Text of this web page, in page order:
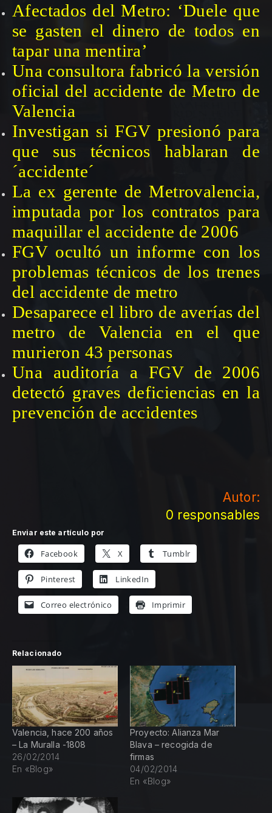
Afectados del Metro: ‘Duele que
se gasten el dinero de todos en
tapar una mentira’
Una consultora fabricó la versión
oficial del accidente de Metro de
Valencia
Investigan si FGV presionó para
que sus técnicos hablaran de
´accidente´
La ex gerente de Metrovalencia,
imputada por los contratos para
maquillar el accidente de 2006
FGV ocultó un informe con los
problemas técnicos de los trenes
del accidente de metro
Desaparece el libro de averías del
metro de Valencia en el que
murieron 43 personas
Una auditoría a FGV de 2006
detectó graves deficiencias en la
prevención de accidentes
Autor:
0 responsables
Enviar este artículo por
Facebook X Tumblr
Pinterest LinkedIn
Correo electrónico Imprimir
Relacionado
Valencia, hace 200 años
– La Muralla -1808
26/02/2014
En «Blog»
Proyecto: Alianza Mar
Blava – recogida de
firmas
04/02/2014
En «Blog»
PREVIOUS